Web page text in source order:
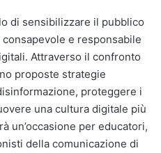
di sensibilizzare il pubblico
e responsabile
Attraverso il confronto
proposte strategie
proteggere i
una cultura digitale più
un’occasione per educatori,
della comunicazione di